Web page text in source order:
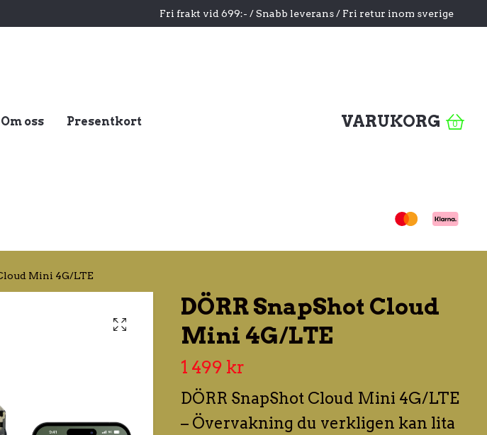
Fri frakt vid 699:- / Snabb leverans / Fri retur inom sverige
Om oss Presentkort VARUKORG 0
Mini 4G/LTE
DÖRR SnapShot Cloud
Mini 4G/LTE
1 499 kr
DÖRR SnapShot Cloud Mini 4G/LTE
– Övervakning du verkligen kan lita